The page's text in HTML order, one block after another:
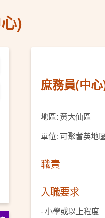
)
庶務員(中
地區: 黃大仙區
單位: 可聚耆英地
職責
入職要求
- 小學或以上程度